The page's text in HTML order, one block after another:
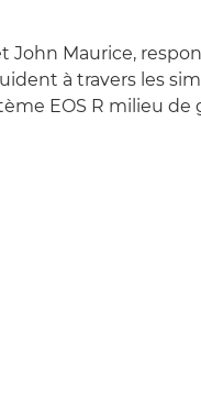
John Maurice,
à travers les
EOS R milieu de